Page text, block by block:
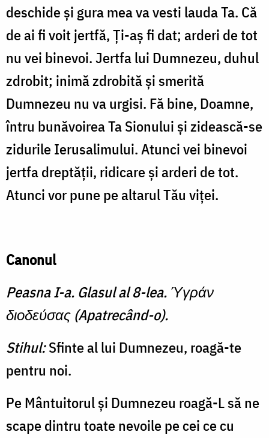
deschide şi gura mea va vesti lauda Ta. Că
de ai fi voit jertfă, Ți-aş fi dat; arderi de tot
nu vei binevoi. Jertfa lui Dumnezeu, duhul
zdrobit; inimă zdrobită şi smerită
Dumnezeu nu va urgisi. Fă bine, Doamne,
întru bunăvoirea Ta Sionului şi zidească-se
zidurile Ierusalimului. Atunci vei binevoi
jertfa dreptăţii, ridicare şi arderi de tot.
Atunci vor pune pe altarul Tău viţei.
Canonul
Peasna I-a. Glasul al 8-lea. Ύγράν
διοδεύσας (Apatrecând-o).
Stihul:Sfinte al lui Dumnezeu, roagă-te
pentru noi.
Pe Mântuitorul şi Dumnezeu roagă-L să ne
scape dintru toate nevoile pe cei ce cu